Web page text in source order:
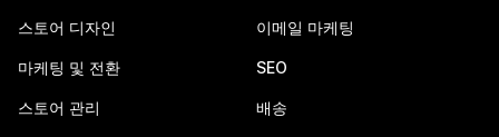
스토어 디자인
마케팅 및 전환
스토어 관리
이메일 마케팅
SEO
배송